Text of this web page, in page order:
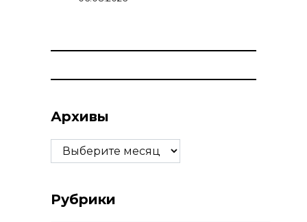
Архивы
Архивы
Рубрики